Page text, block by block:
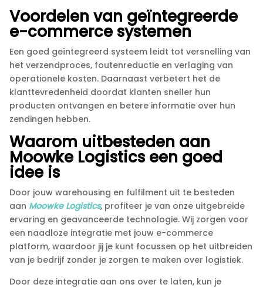
Voordelen van geïntegreerde
e-commerce systemen
Een goed geïntegreerd systeem leidt tot versnelling van
het verzendproces, foutenreductie en verlaging van
operationele kosten.​ Daarnaast verbetert het de
klanttevredenheid doordat klanten sneller hun
producten ontvangen en betere informatie over hun
zendingen hebben.​
Waarom uitbesteden aan
Moowke Logistics een goed
idee is
Door jouw warehousing en fulfilment uit te besteden
aan Moowke Logistics, profiteer je van onze uitgebreide
ervaring en geavanceerde technologie.​ Wij zorgen voor
een naadloze integratie met jouw e-commerce
platform, waardoor jij je kunt focussen op het uitbreiden
van je bedrijf zonder je zorgen te maken over logistiek.​
Door deze integratie aan ons over te laten, kun je